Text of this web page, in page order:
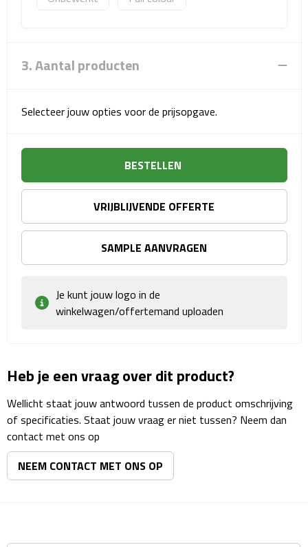
Schoenentassen
Fietstassen
Koeltassen & koelboxen
Strandtassen
Picknick rugtassen
Matrozentassen
Reisbekers
Opbergtasjes
Koffersloten
Bagageweegschalen
3. Aantal producten
Selecteer jouw opties voor de prijsopgave.
BESTELLEN
VRIJBLIJVENDE OFFERTE
SAMPLE AANVRAGEN
Je kunt jouw logo in de
winkelwagen/offertemand uploaden
Heb je een vraag over dit product?
Wellicht staat jouw antwoord tussen de product omschrijving
of specificaties. Staat jouw vraag er niet tussen? Neem dan
contact met ons op
NEEM CONTACT MET ONS OP